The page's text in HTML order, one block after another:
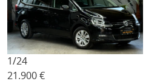
1/24
21.900 €